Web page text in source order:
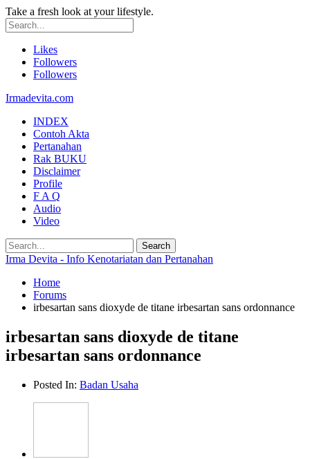
Take a fresh look at your lifestyle.
Likes
Followers
Followers
Irmadevita.com
INDEX
Contoh Akta
Pertanahan
Rak BUKU
Disclaimer
Profile
F A Q
Audio
Video
Irma Devita - Info Kenotariatan dan Pertanahan
Home
Forums
irbesartan sans dioxyde de titane irbesartan sans ordonnance
irbesartan sans dioxyde de titane
irbesartan sans ordonnance
Posted In: Badan Usaha